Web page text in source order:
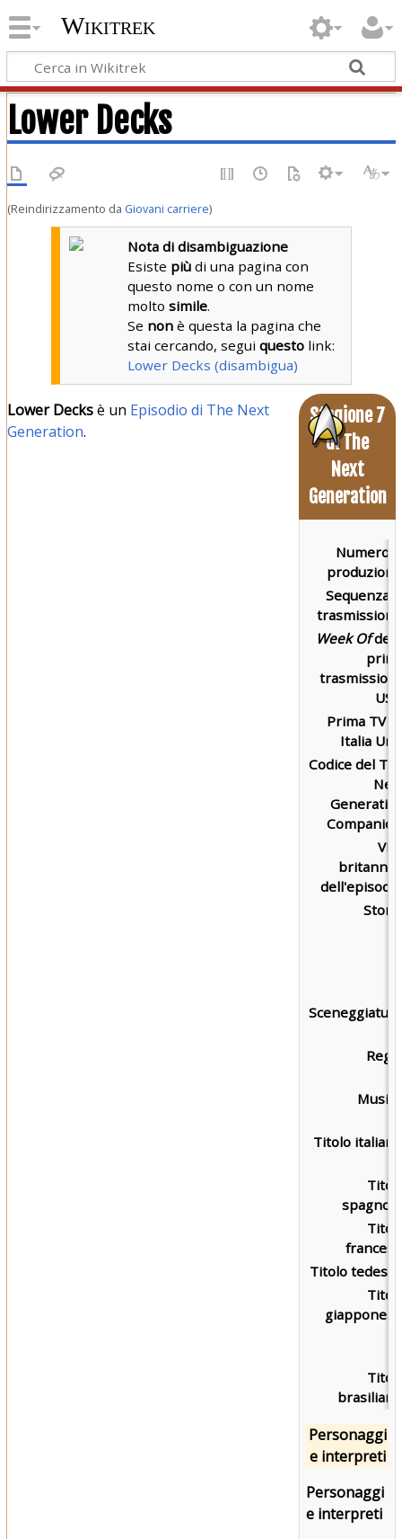
Wikitrek
Lower Decks
(Reindirizzamento da Giovani carriere)
Nota di disambiguazione
Esiste più di una pagina con
questo nome o con un nome
moltosimile.
Se non è questa la pagina che
stai cercando, seguiquesto link:
Lower Decks (disambigua)
Stagione 7
di The
Next
Generation
Numero
Sequenza
Week Of
Prima TV
Italia
Codice del
Titolo
Titolo
Personaggi
e interpreti
Personaggi
e interpreti
Lower Decksè un Episodio di The Next
Generation.